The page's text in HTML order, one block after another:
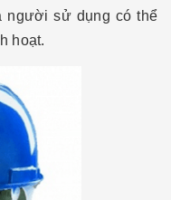
người sử dụng có thể
hoạt.